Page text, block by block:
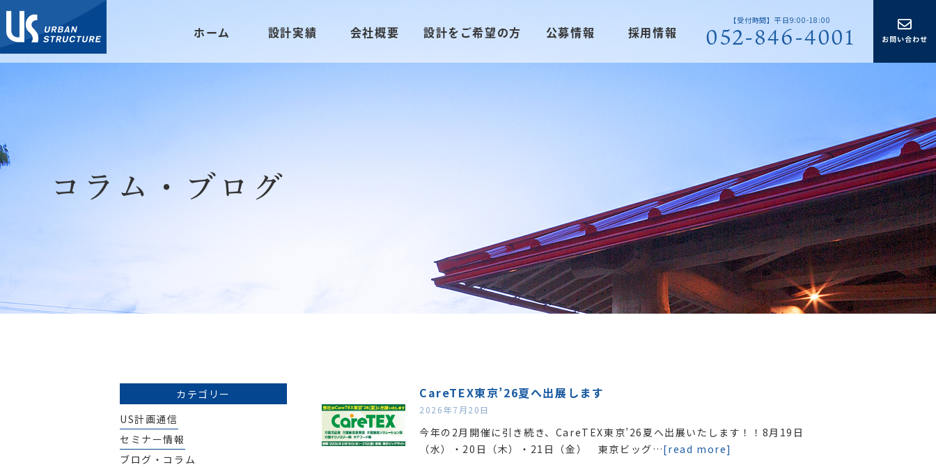
ホーム 設計実績 会社概要 設計をご希望の方 公募情報 採用情報
【受付時間】平日9:00-18:00
052-846-4001
コラム・ブログ
CareTEX東京’26夏へ出展します
2026年7月20日
今年の2月開催に引き続き、CareTEX東京’26夏へ出展いたします！！8月19日
（水）・20日（木）・21日（金） 東京ビッグ…[read more]
カテゴリー
US計画通信
セミナー情報
ブログ・コラム